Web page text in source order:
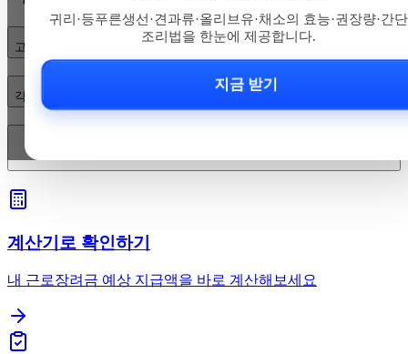
귀리·등푸른생선·견과류·올리브유·채소의 효능·권장량·간단
조리법을 한눈에 제공합니다.
지금 받기
고지혈증에 좋은 음식 5가지는 무엇인가요?
각 음식은 얼마나, 어떻게 먹어야 효과가 있나요?
계산기로 확인하기
내 근로장려금 예상 지급액을 바로 계산해보세요